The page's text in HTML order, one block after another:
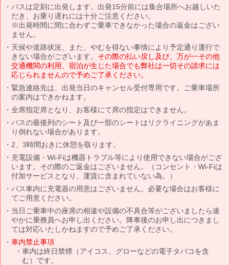
バスは定刻に出発します。出発15分前には集合場所へお越しいた
だき、お乗り遅れには十分ご注意ください。
※出発時間に間に合わずご乗車できなかった場合の返金はござい
ません。
天候や道路状況、また、やむを得ない事情により予定通り運行で
きない場合がございます。 その際の払い戻し及び、万が一その他
交通機関の利用、宿泊が生じた場合でも弊社は一切その請求には
応じられませんので予めご了承ください。
緊急連絡先は、出発当日のキャンセル受付専用です。ご乗車場所
の案内はできかねます。
全席指定席となり、お客様にて席の指定はできません。
バスの最後列のシート及び一部のシートはリクライニングがあま
り倒れない場合があります。
2、3時間おきに休憩を取ります。
充電設備・Wi-Fiは機器トラブル等により使用できない場合がござ
います。その際のご返金はございません。（コンセント・Wi-Fiは
付加サービスとなり、運賃に含まれていない為。）
バス車内に充電器の用意はございません。必要な場合はお客様に
てご用意ください。
当日ご乗車中の座席の相違や設備の不具合等がございましたら速
やかに乗務員へお申し出ください。降車後のお申し出につきまし
ては対応いたしかねますので予めご了承ください。
車内禁止事項
車内は終日禁煙（アイコス、グローなどの電子タバコを含
む）です。